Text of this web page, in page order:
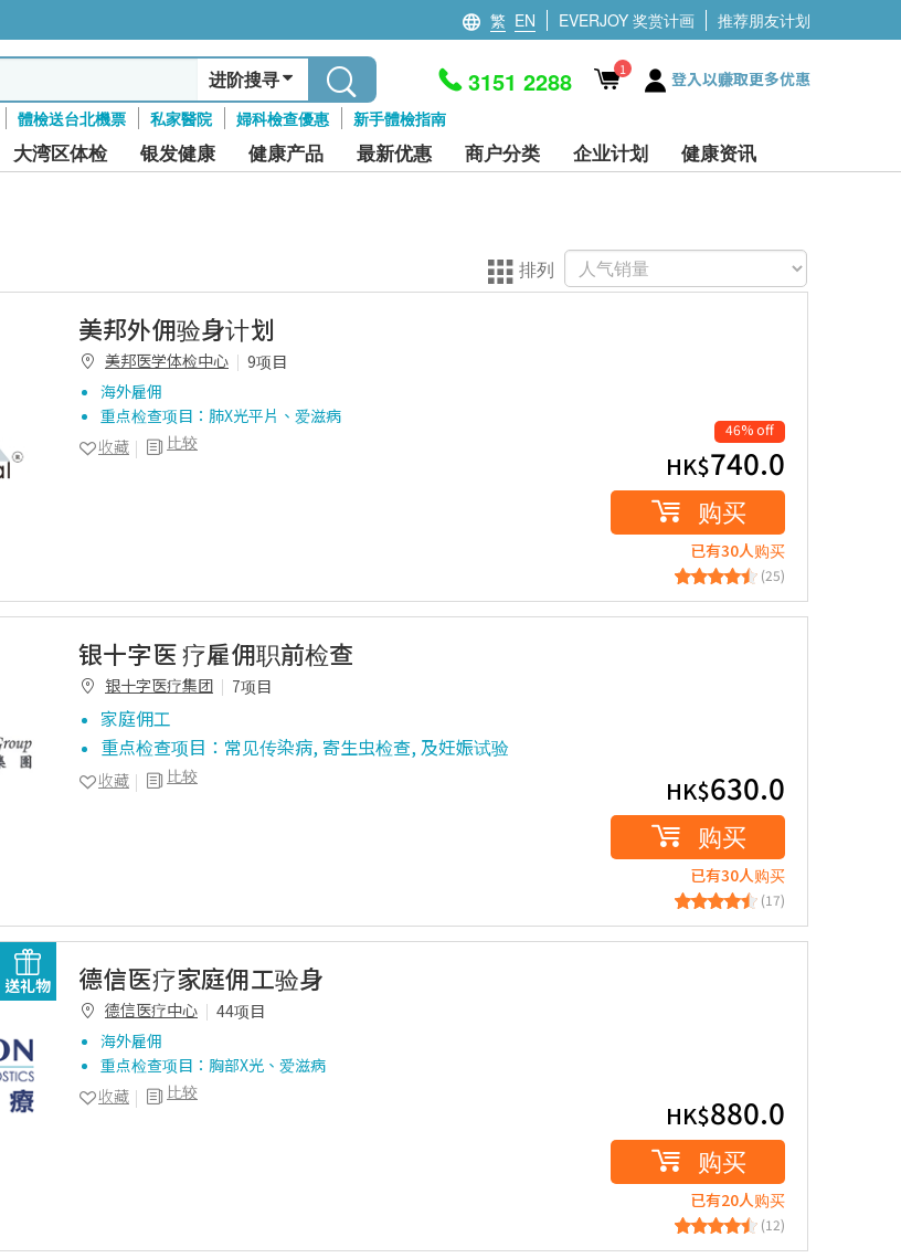
繁 EN EVERJOY 奖赏计画 推荐朋友计划
进阶搜寻
體檢送台北機票 私家醫院 婦科檢查優惠 新手體檢指南
3151 2288 1 登入以赚取更多优惠
大湾区体检 银发健康 健康产品 最新优惠 商户分类 企业计划 健康资讯
排列
美邦外佣验身计划
美邦医学体检中心
9项目
海外雇佣
重点检查项目：肺X光平片、爱滋病
比较
收藏
46% off
HK$740.0
购买
已有30人购买
(25)
银十字医 疗雇佣职前检查
银十字医疗集团 7项目
家庭佣工
重点检查项目：常见传染病, 寄生虫检查, 及妊娠试验
比较
收藏 HK$630.0
购买
已有30人购买
(17)
送礼物 德信医疗家庭佣工验身
德信医疗中心
44项目
海外雇佣
重点检查项目：胸部X光、爱滋病
比较
收藏
HK$880.0
购买
已有20人购买
(12)